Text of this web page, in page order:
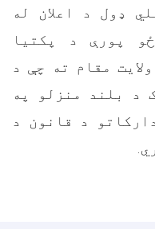
ډول د اعلان له
اوه ورځو پورې د پکتیا
مقام ته چې د
د بلند منزلو په
د قانون د